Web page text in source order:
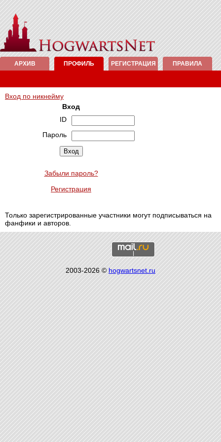
АРХИВ ПРОФИЛЬ РЕГИСТРАЦИЯ ПРАВИЛА
Вход по никнейму
Вход
ID
Пароль
Забыли пароль?
Регистрация
Только зарегистрированные участники могут подписываться на
фанфики и авторов.
2003-2026 ©hogwartsnet.ru